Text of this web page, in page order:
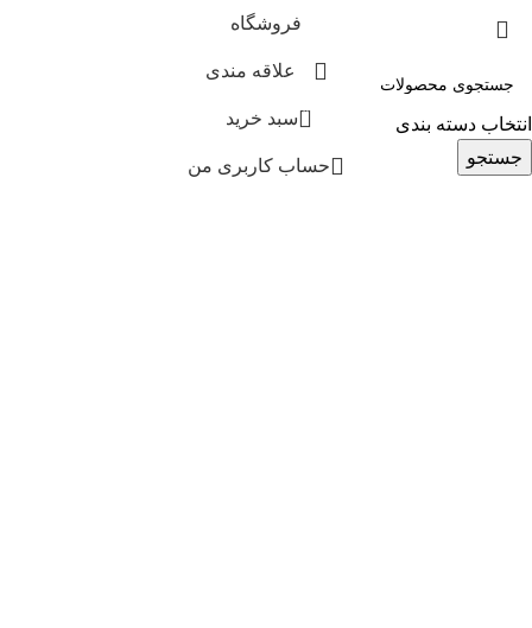
انتخاب دسته بندی
جستجو
فروشگاه
علاقه مندی
0 سبد خرید
حساب کاربری من